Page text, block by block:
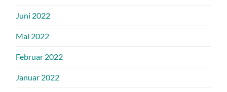
Juni 2022
Mai 2022
Februar 2022
Januar 2022